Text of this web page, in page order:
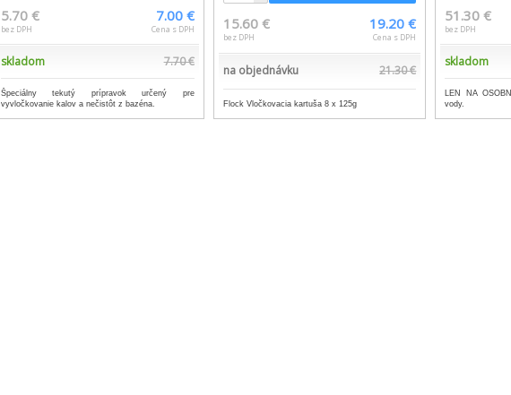
5.70 €
bez DPH
7.00 €
Cena s DPH
skladom 7.70 €
Špeciálny tekutý prípravok určený pre
vyvločkovanie kalov a nečistôt z bazéna.
15.60 €
bez DPH
19.20 €
Cena s DPH
na objednávku 21.30 €
Flock Vločkovacia kartuša 8 x 125g
51.30 €
bez DPH
skladom
LEN NA
vody.